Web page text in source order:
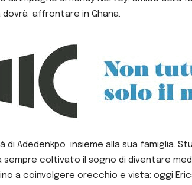
affrontare in Ghana.
Adedenkpo insieme alla sua famiglia.
coltivato il sogno di diventare
a coinvolgere orecchio e vista: oggi